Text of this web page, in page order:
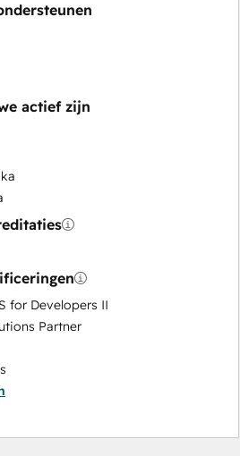
and Training
Optimization
actief zijn
for Developers II
Partner